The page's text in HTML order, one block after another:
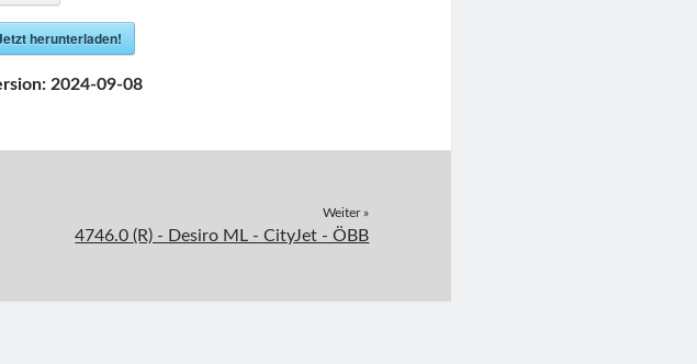
herunterladen!
2024-09-08
Weiter »
4746.0 (R) - Desiro ML - CityJet - ÖBB